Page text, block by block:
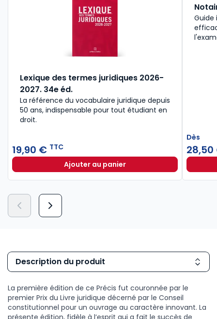
Lexique des termes juridiques 2026-
2027. 34e éd.
La référence du vocabulaire juridique depuis
50 ans, indispensable pour tout étudiant en
droit.​
19,90 € TTC
Ajouter au panierLexique des termes juridiques
Guide
Dès
Description du produit
La première édition de ce Précis fut couronnée par le
premier Prix du Livre juridique décerné par le Conseil
constitutionnel pour un ouvrage au caractère innovant. La
présente édition, fidèle à l’esprit qui a fait le succès de